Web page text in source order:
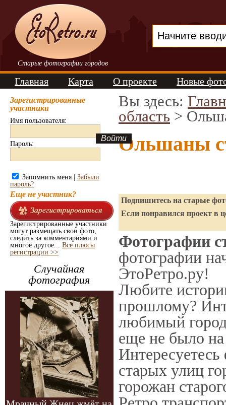
Старые фотографии городов
Главная Карта О проекте Новые
Зарегистрированные
участники
Имя пользователя:
Пароль:
Запомнить меня | Забыли
пароль?
Еще не участник?
Зарегистрированные участники
могут размещать свои фото,
следить за комментариями и
многое другое... Все плюсы
регистрации >>
Случайная
фотография
Вы здесь:
область >
Ольшаны
Подпишитесь на старые
Если понравился проект в
Фотографии
фотографии
ЭтоРетро.ру!
Любите
прошлому?
любимый
еще не было на
Интересуетесь
старых улиц
горожан